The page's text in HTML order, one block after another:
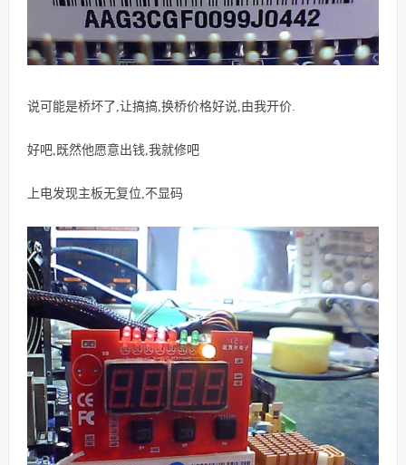
说可能是桥坏了,让搞搞,换桥价格好说,由我开价.
好吧,既然他愿意出钱,我就修吧
上电发现主板无复位,不显码